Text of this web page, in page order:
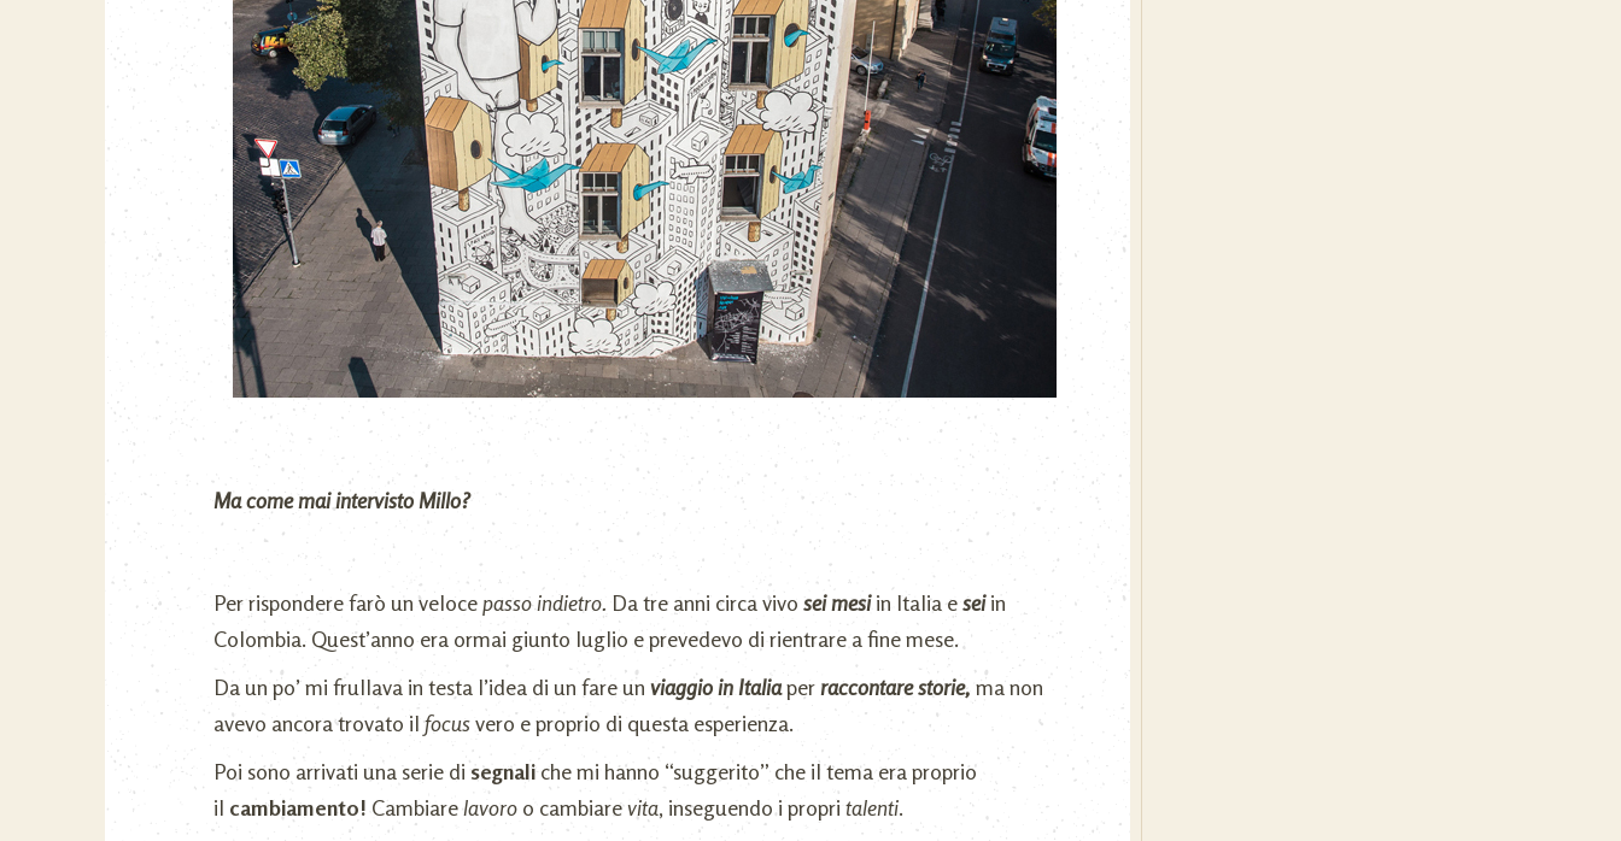
Ma come mai intervisto Millo?
Per rispondere farò un velocepasso indietro. Da tre anni circa vivo sei mesiin Italia eseiin
Colombia. Quest’anno era ormai giunto luglio e prevedevo di rientrare a fine mese.
Da un po’ mi frullava in testa l’idea di un fare un viaggio in Italiaper raccontare storie, ma non
avevo ancora trovato ilfocusvero e proprio di questa esperienza.
Poi sono arrivati una serie disegnaliche mi hanno “suggerito” che il tema era proprio
il cambiamento! Cambiarelavoro o cambiarevita, inseguendo i propri talenti.